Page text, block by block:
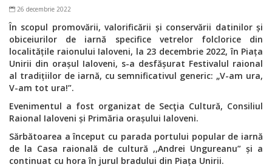
26 decembrie 2022
În scopul promovării, valorificării și conservării datinilor și
obiceiurilor de iarnă specifice vetrelor folclorice din
localitățile raionului Ialoveni, la 23 decembrie 2022, în Piața
Unirii din orașul Ialoveni, s-a desfășurat Festivalul raional
al tradițiilor de iarnă, cu semnificativul generic: „V-am ura,
V-am tot ura!”.
Evenimentul a fost organizat de Secţia Cultură, Consiliul
Raional Ialoveni și Primăria orașului Ialoveni.
Sărbătoarea a început cu parada portului popular de iarnă
de la Casa raională de cultură ,,Andrei Ungureanu” și a
continuat cu hora în jurul bradului din Piața Unirii.